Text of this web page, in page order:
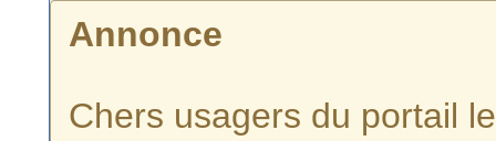
Annonce
Chers usagers du portail